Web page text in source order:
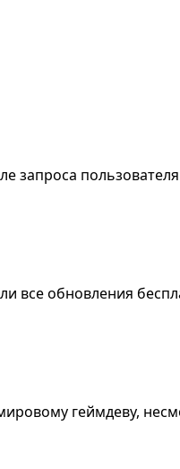
запроса
все обновления
геймдеву,